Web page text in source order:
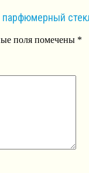
парфюмерный
поля помечены *